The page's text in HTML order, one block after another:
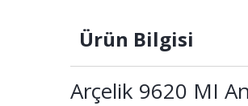
Ürün Bilgisi
Arçelik 9620 MI